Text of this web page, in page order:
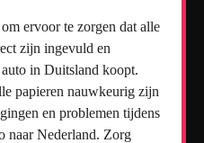
ervoor te zorgen dat alle
zijn ingevuld en
in Duitsland koopt.
papieren nauwkeurig zijn
en problemen tijdens
naar Nederland. Zorg